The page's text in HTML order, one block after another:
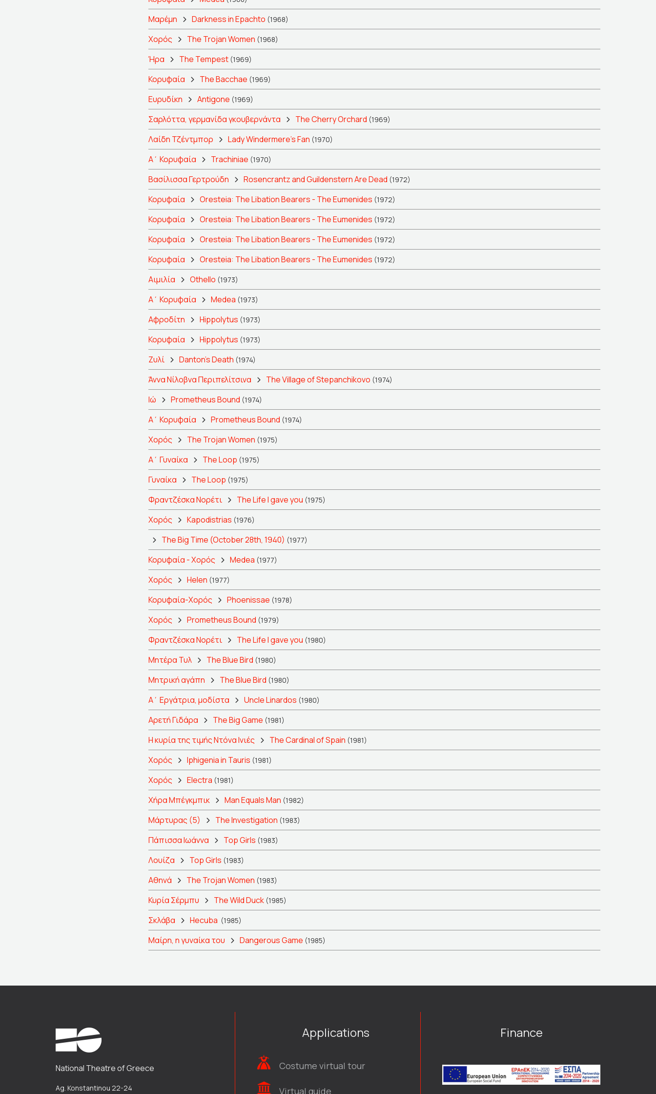
Μαρέμη Darkness in Epachto (1968)
Χορός The Trojan Women (1968)
Ήρα The Tempest (1969)
Κορυφαία The Bacchae (1969)
Ευρυδίκη Antigone (1969)
Σαρλόττα, γερμανίδα γκουβερνάντα The Cherry Orchard (1969)
Λαίδη Τζέντμπορ Lady Windermere's Fan (1970)
Α΄ Κορυφαία Trachiniae (1970)
Βασίλισσα Γερτρούδη Rosencrantz and Guildenstern Are Dead (1972)
Κορυφαία Oresteia: The Libation Bearers - The Eumenides (1972)
Κορυφαία Oresteia: The Libation Bearers - The Eumenides (1972)
Κορυφαία Oresteia: The Libation Bearers - The Eumenides (1972)
Κορυφαία Oresteia: The Libation Bearers - The Eumenides (1972)
Αιμιλία Othello (1973)
Α΄ Κορυφαία Medea (1973)
Αφροδίτη Hippolytus (1973)
Κορυφαία Hippolytus (1973)
Ζυλί Danton's Death (1974)
Άννα Νίλοβνα Περιπελίτσινα The Village of Stepanchikovo (1974)
Ιώ Prometheus Bound (1974)
Α΄ Κορυφαία Prometheus Bound (1974)
Χορός The Trojan Women (1975)
Α΄ Γυναίκα The Loop (1975)
Γυναίκα The Loop (1975)
Φραντζέσκα Νορέτι The Life I gave you (1975)
Χορός Kapodistrias (1976)
The Big Time (October 28th, 1940) (1977)
Κορυφαία - Χορός Medea (1977)
Χορός Helen (1977)
Κορυφαία-Χορός Phoenissae (1978)
Χορός Prometheus Bound (1979)
Φραντζέσκα Νορέτι The Life I gave you (1980)
Μητέρα Τυλ The Blue Bird (1980)
Μητρική αγάπη The Blue Bird (1980)
Α΄ Εργάτρια, μοδίστα Uncle Linardos (1980)
Αρετή Γιδάρα The Big Game (1981)
Η κυρία της τιμής Ντόνα Ινιές The Cardinal of Spain (1981)
Χορός Iphigenia in Tauris (1981)
Χορός Electra (1981)
Χήρα Μπέγκμπικ Man Equals Man (1982)
Μάρτυρας (5) The Investigation (1983)
Πάπισσα Ιωάννα Top Girls (1983)
Λουίζα Top Girls (1983)
Αθηνά The Trojan Women (1983)
Κυρία Σέρμπυ The Wild Duck (1985)
Σκλάβα Hecuba (1985)
Μαίρη, η γυναίκα του Dangerous Game (1985)
National Theatre of Greece
Ag. Konstantinou 22-24
Applications
Costume virtual tour
Virtual guide
Finance